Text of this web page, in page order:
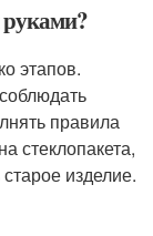
руками?
этапов.
правила
стеклопакета,
изделие.